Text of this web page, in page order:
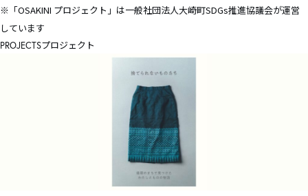
※「OSAKINI プロジェクト」は一般社団法人大崎町SDGs推進協議会が運営
しています
PROJECTSプロジェクト